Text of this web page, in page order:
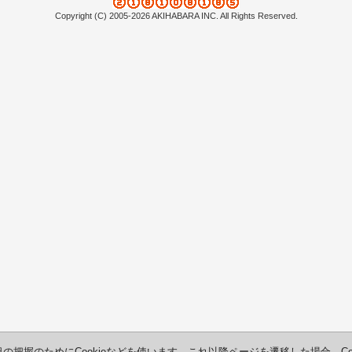
Copyright (C) 2005-2026 AKIHABARA INC. All Rights Reserved.